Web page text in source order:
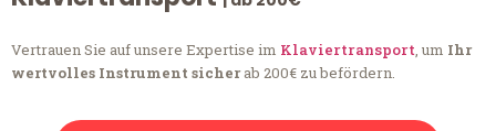
Vertrauen Sie auf unsere Expertise im Klaviertransport, um Ihr
wertvolles Instrument sicherab 200€ zu befördern.